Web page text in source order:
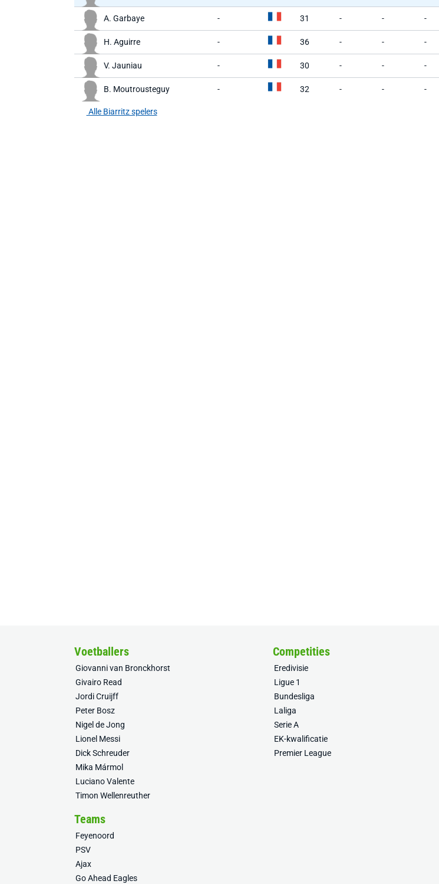
A. Garbaye - 31 - - -
H. Aguirre - 36 - - -
V. Jauniau - 30 - - -
B. Moutrousteguy - 32 - - -
Alle Biarritz spelers
Voetballers
Giovanni van Bronckhorst
Givairo Read
Jordi Cruijff
Peter Bosz
Nigel de Jong
Lionel Messi
Dick Schreuder
Mika Mármol
Luciano Valente
Timon Wellenreuther
Competities
Eredivisie
Ligue 1
Bundesliga
Laliga
Serie A
EK-kwalificatie
Premier League
Teams
Feyenoord
PSV
Ajax
Go Ahead Eagles